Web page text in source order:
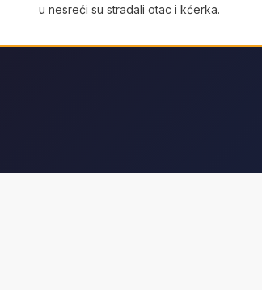
u nesreći su stradali otac i kćerka.